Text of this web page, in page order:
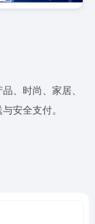
、时尚、家居、
安全支付。